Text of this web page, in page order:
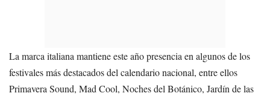
La marca italiana mantiene este año presencia en algunos de los
festivales más destacados del calendario nacional, entre ellos
Primavera Sound, Mad Cool, Noches del Botánico, Jardín de las